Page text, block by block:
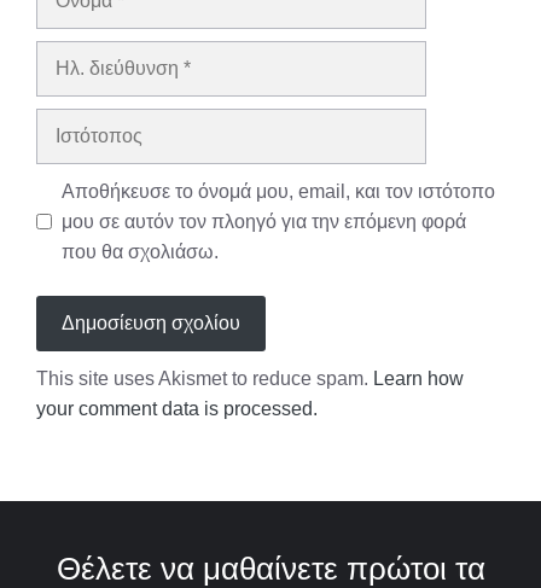
Ηλ.
Ιστότοπος
Αποθήκευσε το όνομά μου, email, και τον ιστότοπο
μου σε αυτόν τον πλοηγό για την επόμενη φορά
που θα σχολιάσω.
This site uses Akismet to reduce spam. Learn how
your comment data is processed.
Θέλετε να μαθαίνετε πρώτοι τα